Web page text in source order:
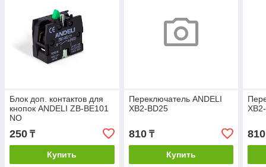
Блок доп. контактов для
кнопок ANDELI ZB-BE101
NO
250 ₸
Купить
Переключатель ANDELI
XB2-BD25
810₸
Купить
810